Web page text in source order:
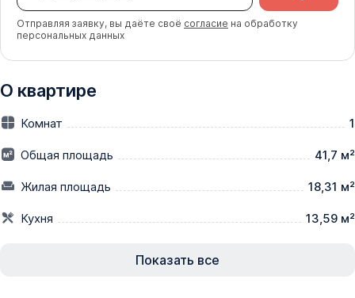
Отправляя заявку, вы даёте своё согласие на обработку
персональных данных
О квартире
Комнат 1
Общая площадь 41,7 м²
Жилая площадь 18,31 м²
Кухня 13,59 м²
Показать все